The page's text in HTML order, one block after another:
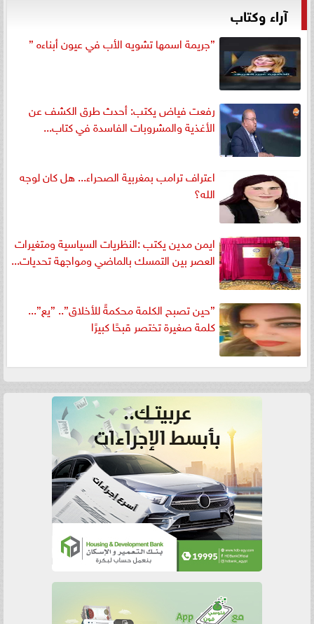
آراء وكتاب
”جريمة اسمها تشويه الأب في عيون أبناءه ”
رفعت فياض يكتب: أحدث طرق الكشف عن
الأغذية والمشروبات الفاسدة في كتاب...
اعتراف ترامب بمغربية الصحراء... هل كان لوجه
الله؟
ايمن مدين يكتب :النظريات السياسية ومتغيرات
العصر بين التمسك بالماضي ومواجهة تحديات...
”حين تصبح الكلمة محكمةً للأخلاق”.. ”يع”...
كلمة صغيرة تختصر قبحًا كبيرًا